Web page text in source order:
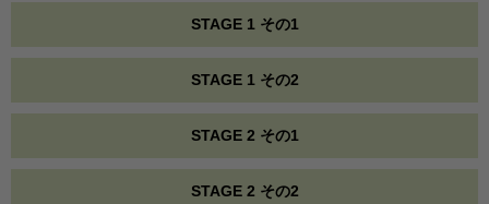
STAGE 1 その1
STAGE 1 その2
STAGE 2 その1
STAGE 2 その2